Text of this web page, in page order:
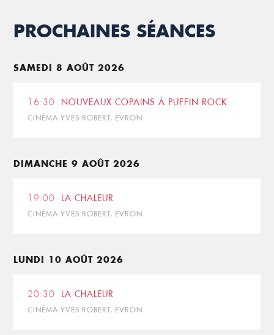
PROCHAINES SÉANCES
SAMEDI 8 AOÛT 2026
16:30 NOUVEAUX COPAINS À PUFFIN ROCK
CINÉMA YVES ROBERT, EVRON
DIMANCHE 9 AOÛT 2026
19:00 LA CHALEUR
CINÉMA YVES ROBERT, EVRON
LUNDI 10 AOÛT 2026
20:30 LA CHALEUR
CINÉMA YVES ROBERT, EVRON